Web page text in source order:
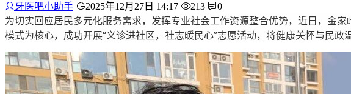
牙医吧小助手 2025年12月27日 14:17 213 0
为切实回应居民多元化服务需求，发挥专业社会工作资源整合优势，近日，金
模式为核心，成功开展“义诊进社区，社志暖民心”志愿活动，将健康关怀与民